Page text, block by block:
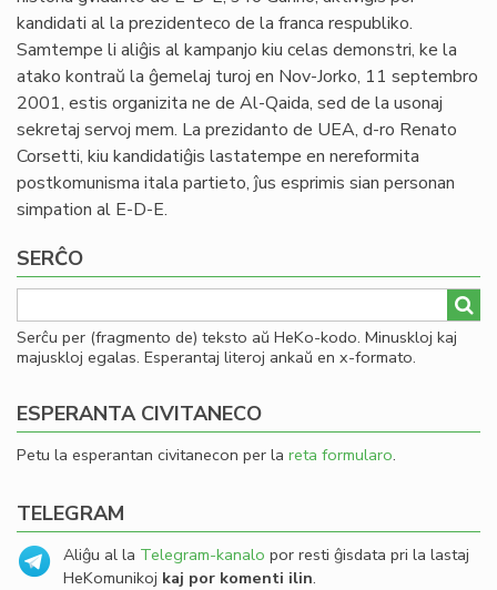
kandidati al la prezidenteco de la franca respubliko.
Samtempe li aliĝis al kampanjo kiu celas demonstri, ke la
atako kontraŭ la ĝemelaj turoj en Nov-Jorko, 11 septembro
2001, estis organizita ne de Al-Qaida, sed de la usonaj
sekretaj servoj mem. La prezidanto de UEA, d-ro Renato
Corsetti, kiu kandidatiĝis lastatempe en nereformita
postkomunisma itala partieto, ĵus esprimis sian personan
simpation al E-D-E.
SERĈO
Serĉu per (fragmento de) teksto aŭ HeKo-kodo. Minuskloj kaj
majuskloj egalas. Esperantaj literoj ankaŭ en x-formato.
ESPERANTA CIVITANECO
Petu la esperantan civitanecon per la reta formularo.
TELEGRAM
Aliĝu al la Telegram-kanalo por resti ĝisdata pri la lastaj
HeKomunikoj kaj por komenti ilin.